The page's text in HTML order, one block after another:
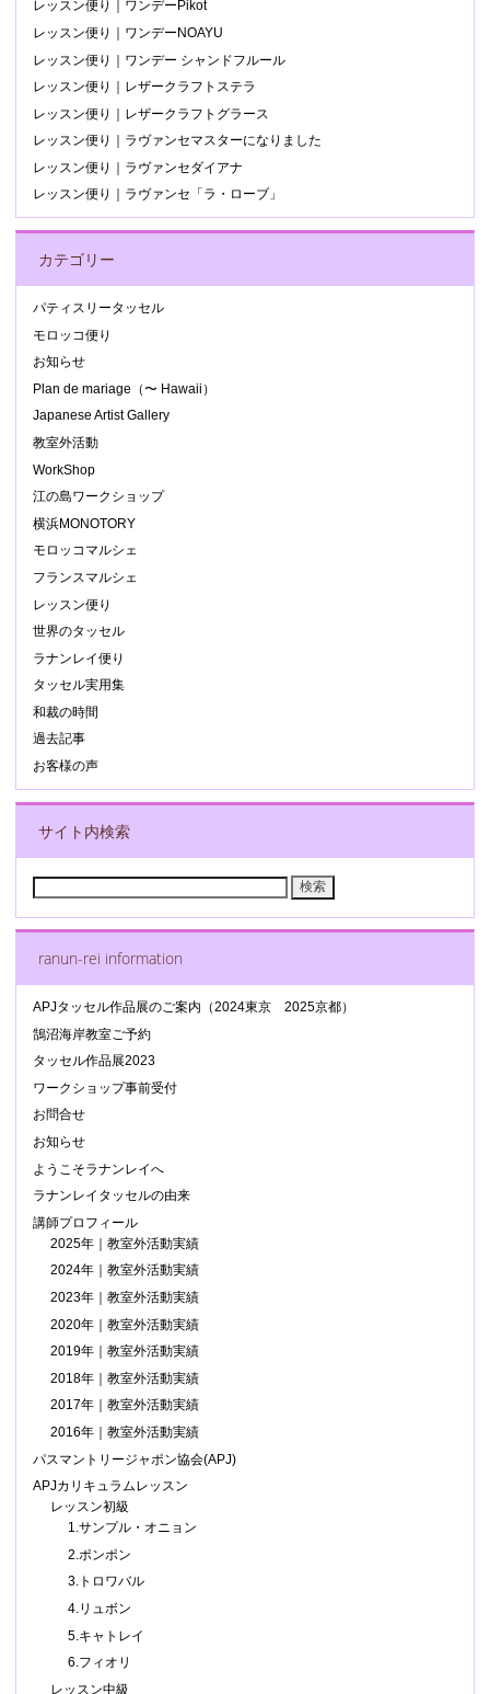
レッスン便り｜ワンデーPikot
レッスン便り｜ワンデーNOAYU
レッスン便り｜ワンデー シャンドフルール
レッスン便り｜レザークラフトステラ
レッスン便り｜レザークラフトグラース
レッスン便り｜ラヴァンセマスターになりました
レッスン便り｜ラヴァンセダイアナ
レッスン便り｜ラヴァンセ「ラ・ローブ」
カテゴリー
パティスリータッセル
モロッコ便り
お知らせ
Plan de mariage（〜 Hawaii）
Japanese Artist Gallery
教室外活動
WorkShop
江の島ワークショップ
横浜MONOTORY
モロッコマルシェ
フランスマルシェ
レッスン便り
世界のタッセル
ラナンレイ便り
タッセル実用集
和裁の時間
過去記事
お客様の声
サイト内検索
ranun-rei information
APJタッセル作品展のご案内（2024東京 2025京都）
鵠沼海岸教室ご予約
タッセル作品展2023
ワークショップ事前受付
お問合せ
お知らせ
ようこそラナンレイへ
ラナンレイタッセルの由来
講師プロフィール
2025年｜教室外活動実績
2024年｜教室外活動実績
2023年｜教室外活動実績
2020年｜教室外活動実績
2019年｜教室外活動実績
2018年｜教室外活動実績
2017年｜教室外活動実績
2016年｜教室外活動実績
パスマントリージャポン協会(APJ)
APJカリキュラムレッスン
レッスン初級
1.サンプル・オニョン
2.ポンポン
3.トロワバル
4.リュボン
5.キャトレイ
6.フィオリ
レッスン中級